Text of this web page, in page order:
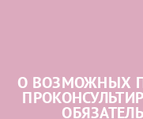
О ВОЗМОЖНЫХ